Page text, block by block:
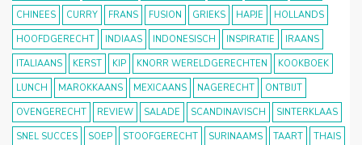
CHINEES
CURRY FRANS FUSION GRIEKS HAPJE
HOLLANDS
HOOFDGERECHT
INDIAAS INDONESISCH INSPIRATIE
IRAANS
ITALIAANS
KERST KIP KNORR WERELDGERECHTEN
KOOKBOEK
LUNCH
MAROKKAANS MEXICAANS NAGERECHT
ONTBIJT
OVENGERECHT
REVIEW SALADE SCANDINAVISCH
SINTERKLAAS
SNEL SUCCES
SOEP STOOFGERECHT SURINAAMS TAART THAIS